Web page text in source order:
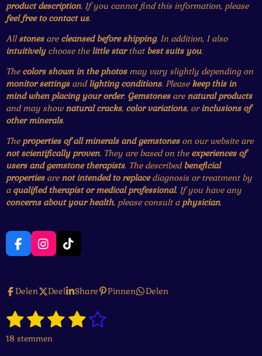
product description. If you cannot find this information, please
feel free to contact us.
Allstonesare cleansed before shipping. In addition, I also
intuitivelychoose the little starthat best suits you.
The colors shown in the photosmay vary slightly depending on
monitor settingsandlighting conditions. Pleasekeep this in
mind when placing your order. Gemstonesarenatural products
and may shownatural cracks, color variations, orinclusions of
other minerals.
The properties of all minerals and gemstoneson our website are
not scientifically proven. They are based on the experiences of
users and gemstone therapists. The describedbeneficial
propertiesarenot intended to replacediagnosis or treatment by
a qualified therapist or medical professional. If you have any
concerns about your health, please consult a physician.
F
a
b
o
k
I
n
a
r
m
T
i
o
Delen Deel Share Pinnen Delen
R
a
t
1
s
2
s
3
s
4 5
S
18 stemmen